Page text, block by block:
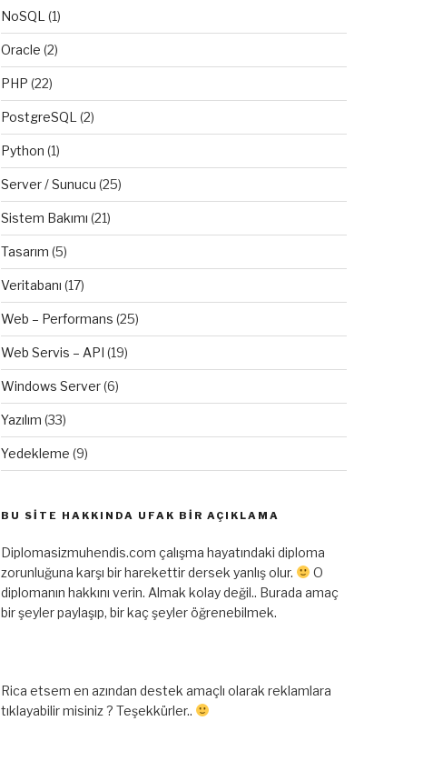
NoSQL (1)
Oracle (2)
PHP (22)
PostgreSQL (2)
Python (1)
Server / Sunucu (25)
Sistem Bakımı (21)
Tasarım (5)
Veritabanı (17)
Web – Performans (25)
Web Servis – API (19)
Windows Server(6)
Yazılım (33)
Yedekleme (9)
BU SITE HAKKINDA UFAK BIR AÇIKLAMA
Diplomasizmuhendis.com çalışma hayatındaki diploma
zorunluğuna karşı bir harekettir dersek yanlış olur.
O
diplomanın hakkını verin. Almak kolay değil.. Burada amaç
bir şeyler paylaşıp, bir kaç şeyler öğrenebilmek.
Rica etsem en azından destek amaçlı olarak reklamlara
tıklayabilir misiniz ? Teşekkürler..